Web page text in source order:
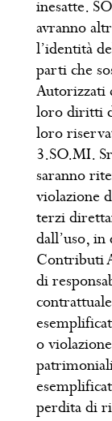
inesatte.
avranno
l’identità
parti che
Autorizzati
loro diritti
loro
3.SO.MI.
saranno
violazione
terzi
dall’uso,
Contributi
di
o
perdita di